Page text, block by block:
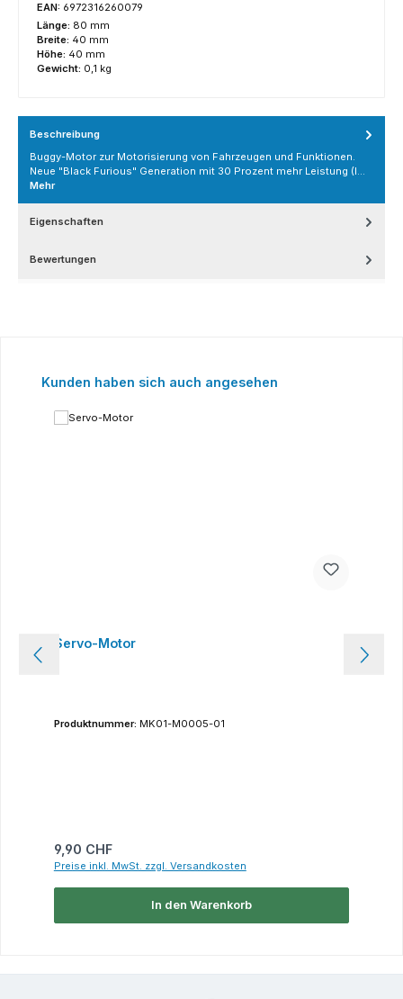
EAN: 6972316260079
Länge: 80 mm
Breite: 40 mm
Höhe: 40 mm
Gewicht: 0,1 kg
Beschreibung
Buggy-Motor zur Motorisierung von Fahrzeugen und Funktionen.
Neue "Black Furious" Generation mit 30 Prozent mehr Leistung (l…
Mehr
Eigenschaften
Bewertungen
Produktgalerie überspringen
Kunden haben sich auch angesehen
Servo-Motor
Produktnummer: MK01-M0005-01
Regulärer Preis:
9,90 CHF
Preise inkl. MwSt. zzgl. Versandkosten
In den Warenkorb